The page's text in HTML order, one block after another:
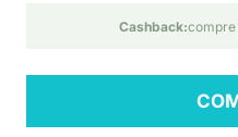
Cashback:compre